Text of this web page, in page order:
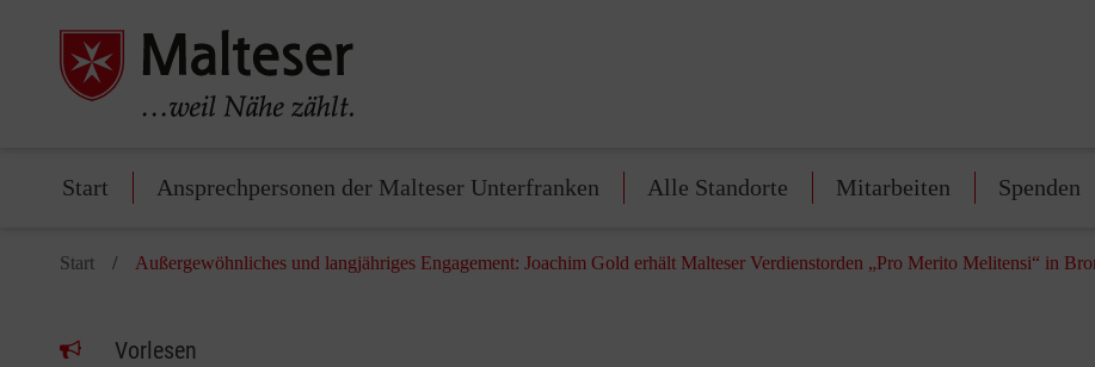
Start Ansprechpersonen der Malteser Unterfranken Alle Standorte Mitarbeiten Spenden
Start Außergewöhnliches und langjähriges Engagement: Joachim Gold erhält Malteser Verdienstorden „Pro Merito Melitensi“ in
Vorlesen